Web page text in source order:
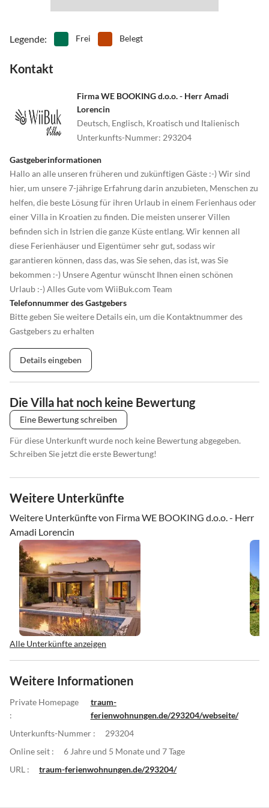
Legende: Frei Belegt
Kontakt
Firma WE BOOKING d.o.o. - Herr Amadi
Lorencin
Deutsch, Englisch, Kroatisch und Italienisch
Unterkunfts-Nummer: 293204
Gastgeberinformationen
Hallo an alle unseren früheren und zukünftigen Gäste :-) Wir sind
hier, um unsere 7-jährige Erfahrung darin anzubieten, Menschen zu
helfen, die beste Lösung für ihren Urlaub in einem Ferienhaus oder
einer Villa in Kroatien zu finden. Die meisten unserer Villen
befinden sich in Istrien die ganze Küste entlang. Wir kennen all
diese Ferienhäuser und Eigentümer sehr gut, sodass wir
garantieren können, dass das, was Sie sehen, das ist, was Sie
bekommen :-) Unsere Agentur wünscht Ihnen einen schönen
Urlaub :-) Alles Gute vom WiiBuk.com Team
Telefonnummer des Gastgebers
Bitte geben Sie weitere Details ein, um die Kontaktnummer des
Gastgebers zu erhalten
Details eingeben
Die Villa hat noch keine Bewertung
Eine Bewertung schreiben
Für diese Unterkunft wurde noch keine Bewertung abgegeben.
Schreiben Sie jetzt die erste Bewertung!
Weitere Unterkünfte
Weitere Unterkünfte von Firma WE BOOKING d.o.o. - Herr
Amadi Lorencin
Alle Unterkünfte anzeigen
Weitere Informationen
Private Homepage
:
traum-
ferienwohnungen.de/293204/webseite/
Unterkunfts-Nummer :
293204
Online seit :
6 Jahre und 5 Monate und 7 Tage
URL :
traum-ferienwohnungen.de/293204/